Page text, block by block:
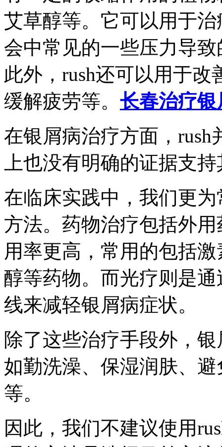
艾草醇等。它可以用于
会中常见的一些压力导
此外，rush还可以用于
缓解疲劳等。 长春治疗
在银屑病治疗方面，
上也没有明确的证据支
在临床实践中，我们更
方法。药物治疗包括外
用率更高，常用的包括
醇等药物。而光疗则是
线来减轻银屑病症状。
除了这些治疗手段外，
如勤洗澡、保湿润肤、
等。
因此，我们不建议使用